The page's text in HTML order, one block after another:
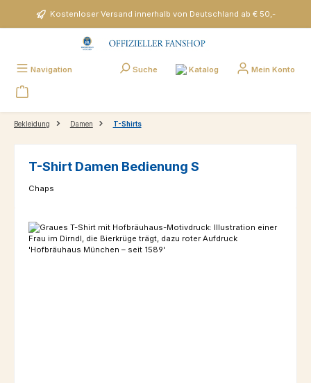
Zum Hauptinhalt springenKostenloser Versand innerhalb von Deutschland ab € 50,-
Navigation Suche Katalog Mein Konto
Bekleidung Damen T-Shirts
T-Shirt Damen Bedienung S
Chaps
Bildergalerie überspringen